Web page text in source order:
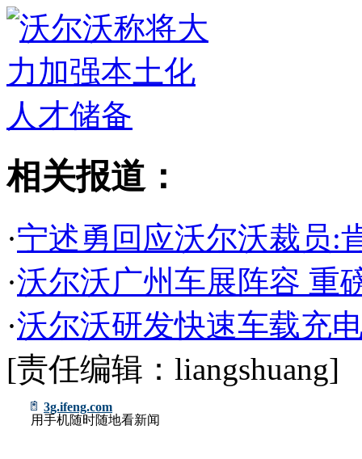
相关报道：
·宁述勇回应沃尔沃裁员:
·沃尔沃广州车展阵容 重
·沃尔沃研发快速车载充
[责任编辑：liangshuang]
3g.ifeng.com
用手机随时随地看新闻